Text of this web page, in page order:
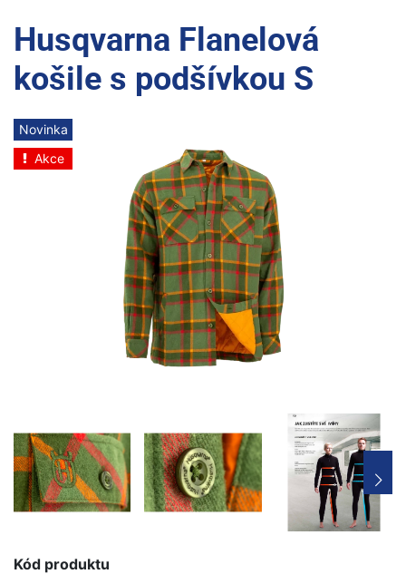
Husqvarna Flanelová
košile s podšívkou S
Novinka
Akce
Kód produktu